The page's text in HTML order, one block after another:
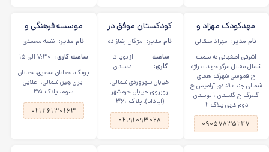
مهدکودک مهزاد و
مهگل در اشرفی
نام مدیر: مهزاد مثقالی
اشرفی اصفهانی به سمت
شمال مقابل مرکز خرید تیراژه
خ قموشی شهرک همای
شمالی جنب قنادی آرامیس خ
گلبرگ خ گلستان ۱ بوستان
دوم غربی پلاک ۲
۰۹۰۵۷۸۳۵۲۴۷
کودکستان موفق در
سهروردینام مدیر: مژگان رضازاده
ساعت
کاری:
از نوپا تا
دبستان
خیابان سهروردی شمالی.
روبروی خیابان خرمشهر
(آپادانا). پلاک ۳۶۱
۰۲۱۹۱۰۹۳۰۲۸
موسسه فرهنگی و
هنری آشیانه کودک و
نوجوان در پونک
نام مدیر: نغمه محمدی
ساعت کاری: ۷:۳۰ الی ۱۵
پونک، خیابان مخبری، خیابان
ایران زمین شمالی، اعلایی
سوم، پلاک ۳۵
۰۲۱۴۶۱۳۰۱۶۳